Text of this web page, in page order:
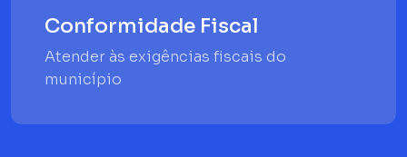
Conformidade Fiscal
Atender às exigências fiscais do
município